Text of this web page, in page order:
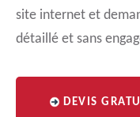
site internet et
détaillé et sans
DEVIS